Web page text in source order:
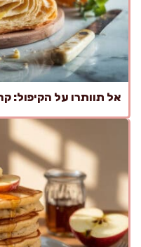
אל תוותרו על הקיפול: